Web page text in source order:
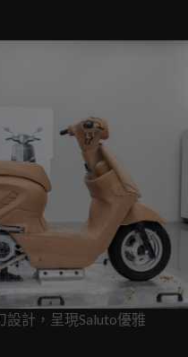
設計，呈現Saluto優雅